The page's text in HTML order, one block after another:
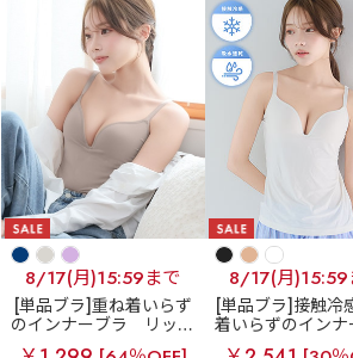
8/17(月)15:59まで
[単品ブラ]重ね着いらず
のインナーブラ
リッチ
バスト ブラトップ (ワイ
8/17(月)15:59
[単品ブラ]接触冷
着いらずのインナ
エアリークール